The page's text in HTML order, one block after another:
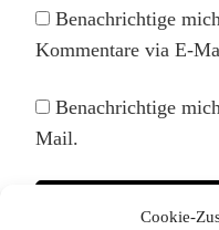
Cookie-
Benachrichtige
Kommentare via E-
Benachrichtige
Mail.